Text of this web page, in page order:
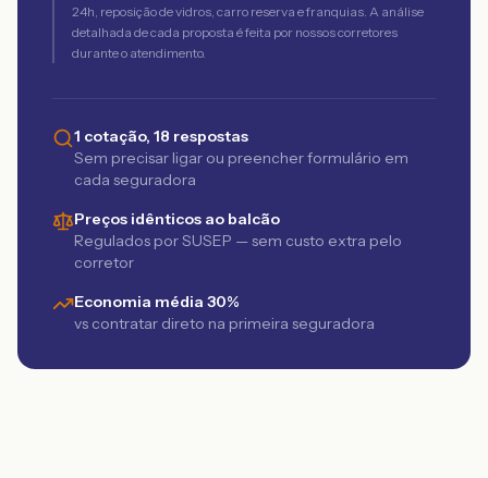
24h, reposição de vidros, carro reserva e franquias. A análise
detalhada de cada proposta é feita por nossos corretores
durante o atendimento.
1 cotação, 18 respostas
Sem precisar ligar ou preencher formulário em
cada seguradora
Preços idênticos ao balcão
Regulados por SUSEP — sem custo extra pelo
corretor
Economia média 30%
vs contratar direto na primeira seguradora